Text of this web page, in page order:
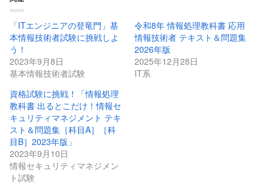
「ITエンジニアの登竜門」基
本情報技術者試験に挑戦しよ
う！
2023年9月8日
基本情報技術者試験
令和8年 情報処理教科書 応用
情報技術者 テキスト＆問題集
2026年版
2025年12月28日
IT系
資格試験に挑戦！「情報処理
教科書 出るとこだけ！情報セ
キュリティマネジメント テキ
スト＆問題集［科目A］［科
目B］2023年版」
2023年9月10日
情報セキュリティマネジメン
ト試験